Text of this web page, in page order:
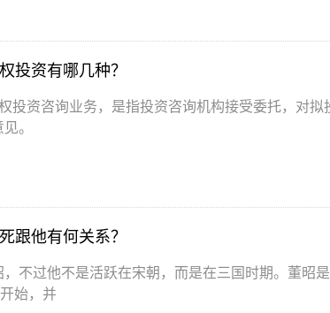
投资有哪几种？
投资咨询业务，是指投资咨询机构接受委托，对拟
。
跟他有何关系？
不过他不是活跃在宋朝，而是在三国时期。董昭
始，并